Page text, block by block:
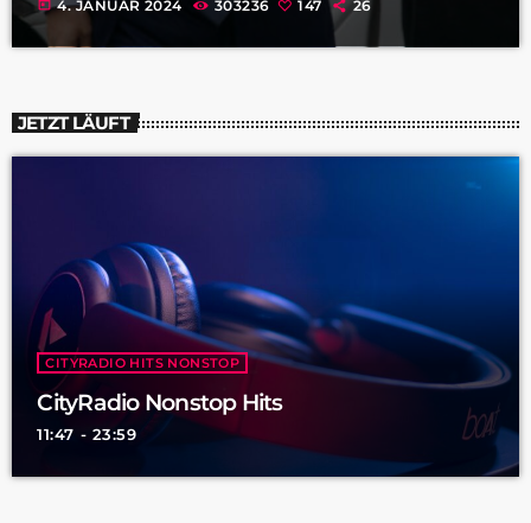
today 4. JANUAR 2024 303236 147 26
JETZT LÄUFT
CITYRADIO HITS NONSTOP
CityRadio Nonstop Hits
11:47 - 23:59